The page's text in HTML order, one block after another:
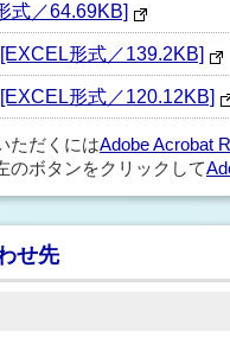
式／64.69KB]
形式／139.2KB]
形式／120.12KB]
ただくにはAdobe Acrobat
のボタンをクリックして
せ先